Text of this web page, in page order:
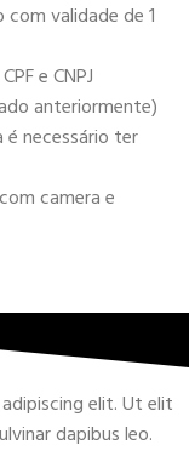
validade de 1
e CNPJ
anteriormente)
necessário ter
camera e
elit. Ut elit
dapibus leo.